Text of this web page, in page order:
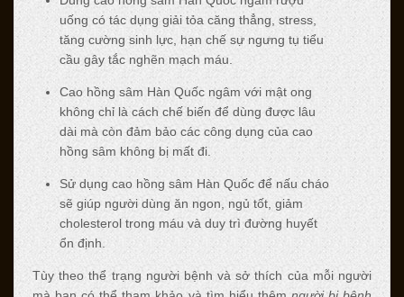
uống có tác dụng giải tỏa căng thẳng, stress,
tăng cường sinh lực, hạn chế sự ngưng tụ tiểu
cầu gây tắc nghẽn mạch máu.
Cao hồng sâm Hàn Quốc ngâm với mật ong
không chỉ là cách chế biến để dùng được lâu
dài mà còn đảm bảo các công dụng của cao
hồng sâm không bị mất đi.
Sử dụng cao hồng sâm Hàn Quốc để nấu cháo
sẽ giúp người dùng ăn ngon, ngủ tốt, giảm
cholesterol trong máu và duy trì đường huyết
ổn định.
Tùy theo thể trạng người bệnh và sở thích của mỗi người